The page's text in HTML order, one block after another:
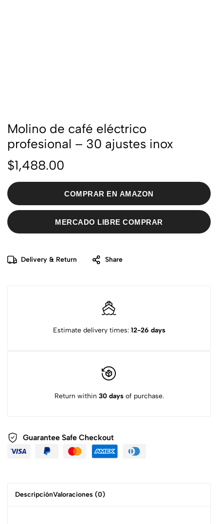
Molino de café eléctrico
profesional – 30 ajustes inox
$1,488.00
COMPRAR EN AMAZON
MERCADO LIBRE COMPRAR
Delivery & Return Share
Estimate delivery times: 12-26 days
Return within 30 daysof purchase.
Guarantee Safe Checkout
DescripciónValoraciones (0)